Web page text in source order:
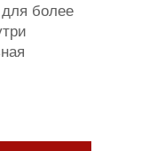
для более